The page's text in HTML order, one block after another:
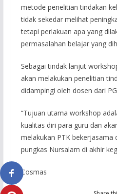
metode penelitian tindakan
tidak sekedar melihat
tetapi perlakuan apa yang
permasalahan belajar yang
Sebagai tindak lanjut
akan melakukan penelitian
didampingi oleh dosen dari
“Tujuan utama workshop
kualitas diri para guru dan
melakukan PTK bekerjasama
pungkas Nursalam di akhir
Cosmas